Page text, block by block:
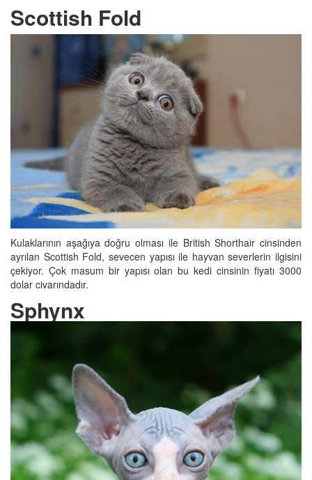
Scottish Fold
Kulaklarının aşağıya doğru olması ile British Shorthair cinsinden
ayrılan Scottish Fold, sevecen yapısı ile hayvan severlerin ilgisini
çekiyor. Çok masum bir yapısı olan bu kedi cinsinin fiyatı 3000
dolar civarındadır.
Sphynx